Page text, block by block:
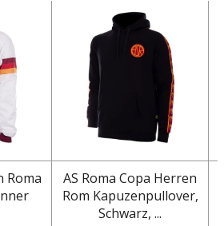
Roma
AS Roma Copa Herren
Rom Kapuzenpullover,
Schwarz, ...